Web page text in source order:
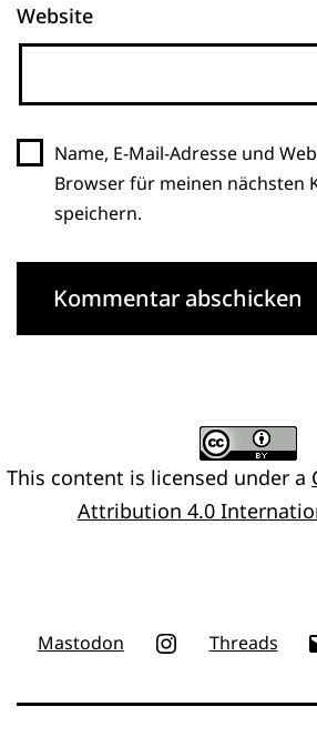
Website
Name, E-Mail-Adresse und
Browser für meinen nächsten
speichern.
This content is licensed under a
Attribution 4.0
Mastodon Instagram
Threads